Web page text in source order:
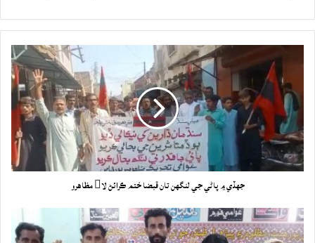
جهڏي ۾ پاڻي جي لنگهن تان قبضا ختم ڪرائڻ لا مظاهرو